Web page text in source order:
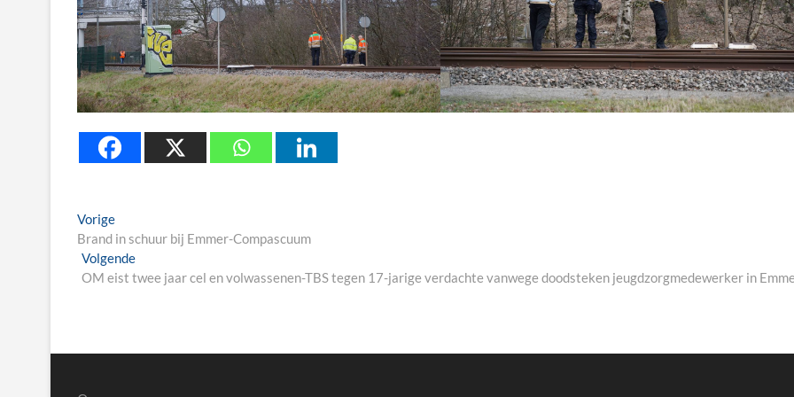
Berichtnavigatie
VorigePrevious
post:
Brand in schuur bij Emmer-Compascuum
VolgendeNext
post:
OM eist twee jaar cel en volwassenen-TBS tegen 17-jarige verdachte vanwege doodsteken jeugdzorgmedewerker in